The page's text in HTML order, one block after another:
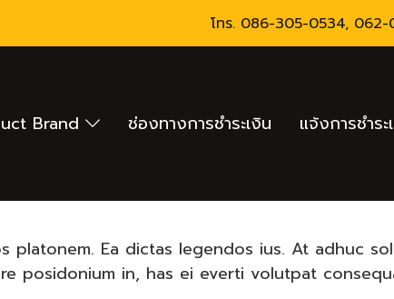
โทร. 086-305-0534, 062-
Brand ช่องทางการชำระเงิน แจ้งการชำระ
Ea dictas legendos ius. At adhuc
posidonium in, has ei everti volutpat